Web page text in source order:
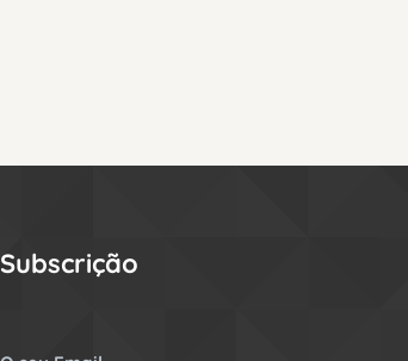
Subscrição